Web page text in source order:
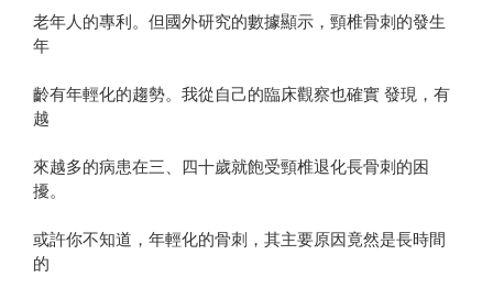
老年人的專利。但國外研究的數據顯示，頸椎骨刺的發生
年
齡有年輕化的趨勢。我從自己的臨床觀察也確實 發現，有
越
來越多的病患在三、四十歲就飽受頸椎退化長骨刺的困
擾。
或許你不知道，年輕化的骨刺，其主要原因竟然是長時間
的